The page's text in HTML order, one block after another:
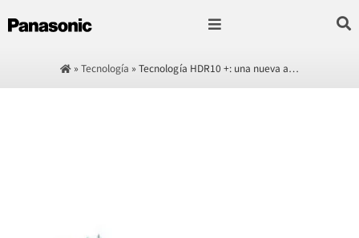
»Tecnología »Tecnología HDR10 +: una nueva a…